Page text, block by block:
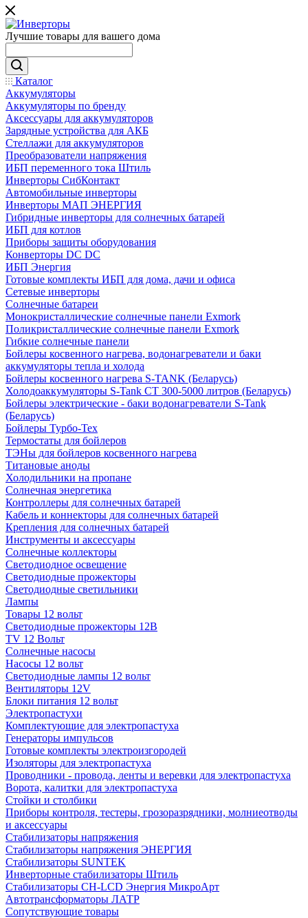
Лучшие товары для вашего дома
Каталог
Аккумуляторы
Аккумуляторы по бренду
Аксессуары для аккумуляторов
Зарядные устройства для АКБ
Стеллажи для аккумуляторов
Преобразователи напряжения
ИБП переменного тока Штиль
Инверторы СибКонтакт
Автомобильные инверторы
Инверторы МАП ЭНЕРГИЯ
Гибридные инверторы для солнечных батарей
ИБП для котлов
Приборы защиты оборудования
Конверторы DC DC
ИБП Энергия
Готовые комплекты ИБП для дома, дачи и офиса
Сетевые инверторы
Солнечные батареи
Монокристаллические солнечные панели Exmork
Поликристаллические солнечные панели Exmork
Гибкие солнечные панели
Бойлеры косвенного нагрева, водонагреватели и баки
аккумуляторы тепла и холода
Бойлеры косвенного нагрева S-TANK (Беларусь)
Холодоаккумуляторы S-Tank СТ 300-5000 литров (Беларусь)
Бойлеры электрические - баки водонагреватели S-Tank
(Беларусь)
Бойлеры Турбо-Тех
Термостаты для бойлеров
ТЭНы для бойлеров косвенного нагрева
Титановые аноды
Холодильники на пропане
Солнечная энергетика
Контроллеры для солнечных батарей
Кабель и коннекторы для солнечных батарей
Крепления для солнечных батарей
Инструменты и аксессуары
Солнечные коллекторы
Светодиодное освещение
Светодиодные прожекторы
Светодиодные светильники
Лампы
Товары 12 вольт
Светодиодные прожекторы 12В
TV 12 Вольт
Солнечные насосы
Насосы 12 вольт
Светодиодные лампы 12 вольт
Вентиляторы 12V
Блоки питания 12 вольт
Электропастухи
Комплектующие для электропастуха
Генераторы импульсов
Готовые комплекты электроизгородей
Изоляторы для электропастуха
Проводники - провода, ленты и веревки для электропастуха
Ворота, калитки для электропастуха
Стойки и столбики
Приборы контроля, тестеры, грозоразрядники, молниеотводы
и аксессуары
Стабилизаторы напряжения
Стабилизаторы напряжения ЭНЕРГИЯ
Стабилизаторы SUNTEK
Инверторные стабилизаторы Штиль
Стабилизаторы СН-LCD Энepгия МикроАрт
Автотрансформаторы ЛАТР
Сопутствующие товары